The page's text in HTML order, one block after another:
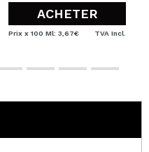
ACHETER
Prix x 100 Ml: 3,67€ TVA Incl.